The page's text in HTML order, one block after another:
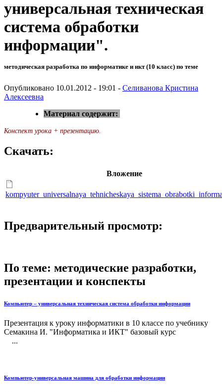
универсальная техническая
система обработки
информации".
методическая разработка по информатике и икт (10 класс) по теме
Опубликовано 10.01.2012 - 19:01 - Селиванова Кристина
Алексеевна
Материал содержит:
Конспект урока + презентацию.
Скачать:
Вложение
Предварительный просмотр:
По теме: методические разработки,
презентации и конспекты
Компьютер – универсальная техническая система обработки информации
Презентация к уроку информатики в 10 классе по учебнику
Семакина И. "Информатика и ИКТ" базовый курс
...
Компьютер-универсальная машина для обработки информации